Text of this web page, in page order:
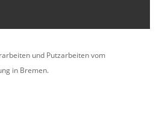
und Putzarbeiten vom
in Bremen.